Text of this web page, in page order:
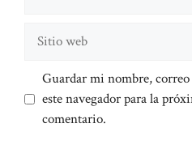
Guardar mi nombre,
este navegador para la
comentario.